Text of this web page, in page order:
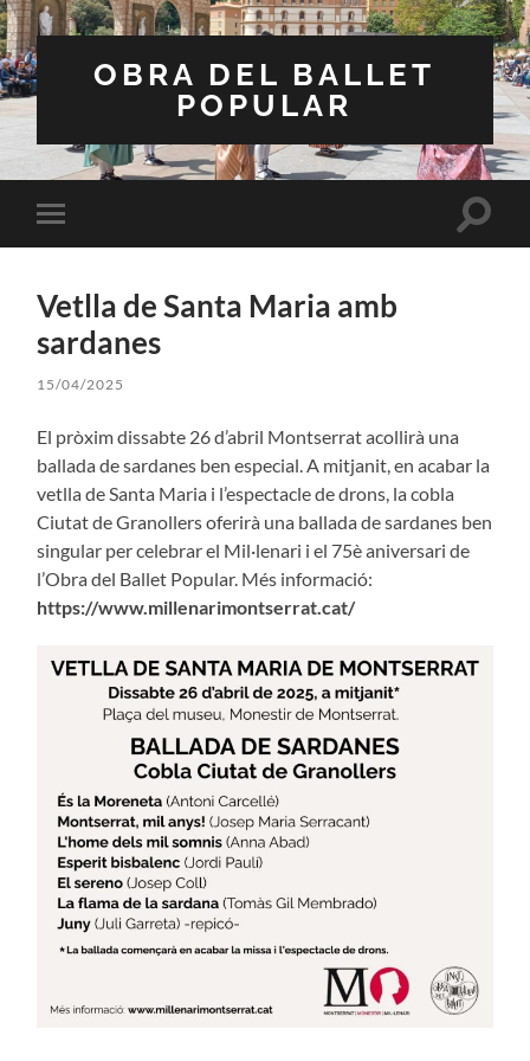
OBRA DEL BALLET
POPULAR
Toggle
mobile
Toggle
Vetlla de Santa Maria amb
sardanes
15/04/2025
El pròxim dissabte 26 d’abril Montserrat acollirà una
ballada de sardanes ben especial. A mitjanit, en acabar la
vetlla de Santa Maria i l’espectacle de drons, la cobla
Ciutat de Granollers oferirà una ballada de sardanes ben
singular per celebrar el Mil·lenari i el 75è aniversari de
l’Obra del Ballet Popular. Més informació:
https://www.millenarimontserrat.cat/